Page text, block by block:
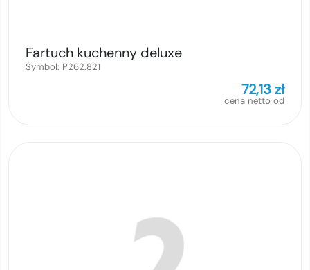
Fartuch kuchenny deluxe
Symbol: P262.821
72,13zł
cena netto od